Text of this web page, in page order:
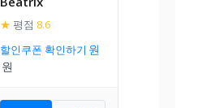
★ 평점 8.6
할인쿠폰 확인하기